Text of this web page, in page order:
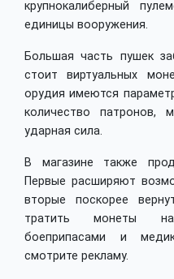
крупнокалиберный
единицы вооружения.
Большая часть пушек
стоит виртуальных
орудия имеются
количество патронов,
ударная сила.
В магазине также
Первые расширяют
вторые поскорее
тратить монеты
боеприпасами и
смотрите рекламу.